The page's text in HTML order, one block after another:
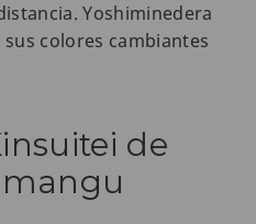
Yoshiminedera
colores cambiantes
de